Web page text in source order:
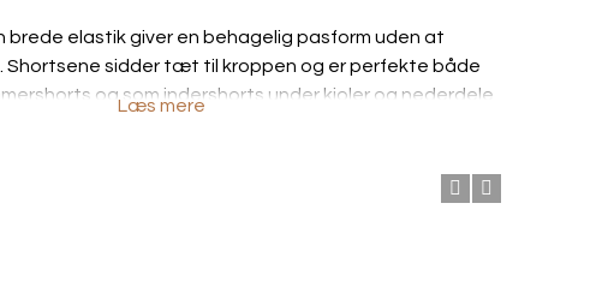
brede elastik giver en behagelig pasform uden at
Shortsene sidder tæt til kroppen og er perfekte både
og som indershorts under kjoler og nederdele.
Læs mere